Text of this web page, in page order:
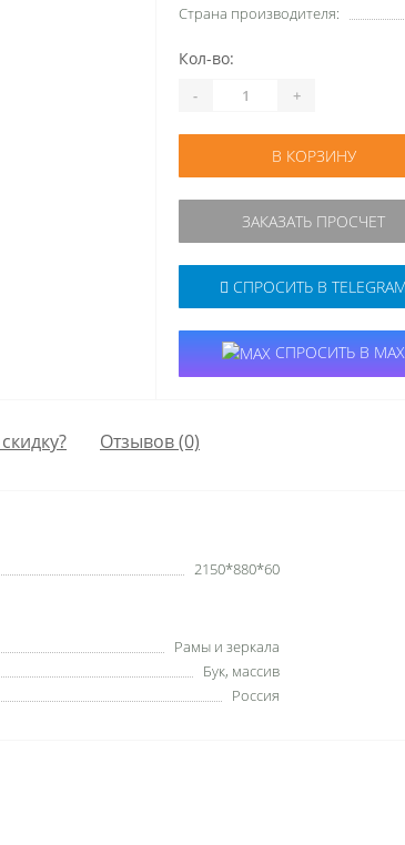
Страна производителя:
Кол-во:
- +
В КОРЗИНУ
ЗАКАЗАТЬ ПРОСЧЕТ
СПРОСИТЬ В TELEGRAM
СПРОСИТЬ В MAX
Отзывов (0)
2150*880*60
Рамы и зеркала
Бук, массив
Россия